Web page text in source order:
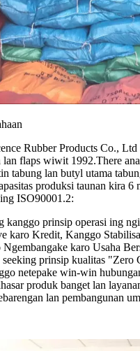
Rubber Products Co., Ltd
lan flaps wiwit 1992.There
tabung lan butyl utama
produksi taunan kira
ISO90001.2:
kanggo prinsip operasi ing
karo Kredit, Kanggo
karo Usaha
prinsip kualitas "Zero
netepake win-win
produk banget lan
lan pembangunan